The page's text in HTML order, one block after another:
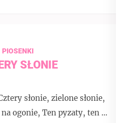
PIOSENKI
SŁONIE
słonie, zielone słonie,
ogonie, Ten pyzaty, ten …